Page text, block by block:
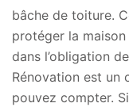
bâche de toiture.
protéger la
dans l’obligation
Rénovation est un
pouvez compter.